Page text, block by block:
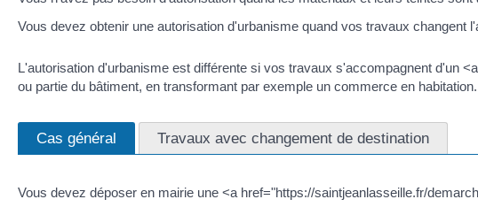
Vous devez obtenir une autorisation d'urbanisme quand vos travaux changent
L'autorisation d'urbanisme est différente si vos travaux s'accompagnent d'un
ou partie du bâtiment, en transformant par exemple un commerce en habitation.
Cas général Travaux avec changement de destination
Vous devez déposer en mairie une <a href="https://saintjeanlasseille.fr/